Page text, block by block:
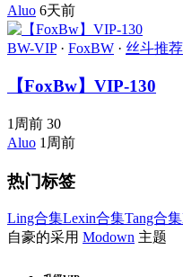
Aluo 6天前
BW-VIP· FoxBW · 丝斗推荐
【FoxBw】VIP-130
1周前 30
Aluo 1周前
热门标签
Ling合集Lexin合集Tang合集
自豪的采用 Modown 主题